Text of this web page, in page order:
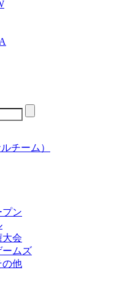
チーム）
プン
会
ームズ
の他